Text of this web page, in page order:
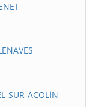
SUR-ACOLiN